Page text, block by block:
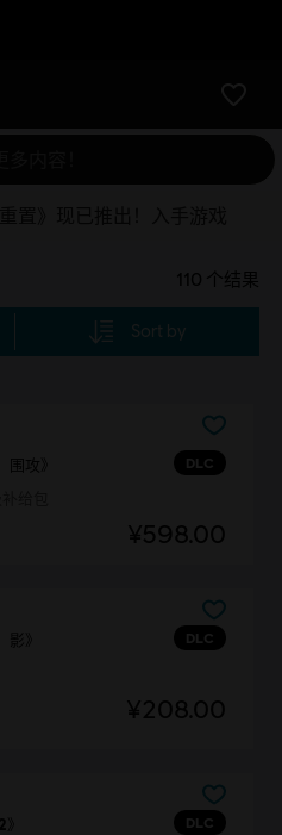
110 个结果
Sort by
DLC
围攻》
¥598.00
DLC
影》
¥208.00
DLC